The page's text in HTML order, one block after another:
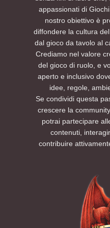
appassionati di
nostro obiettivo è
diffondere la cultura
dal gioco da tavolo al
Crediamo nel valore
del gioco di ruolo, e
aperto e inclusivo
idee, regole,
Se condividi questa
crescere la
potrai partecipare
contenuti,
contribuire